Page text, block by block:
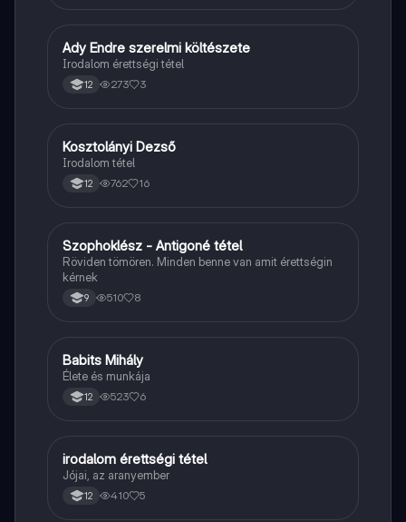
Magyar
Ady Endre szerelmi költészete
Irodalom érettségi tétel
12 273 3
Magyar
Kosztolányi Dezső
Irodalom tétel
12 762 16
Magyar
Szophoklész - Antigoné tétel
Röviden tömören. Minden benne van amit érettségin
kérnek
9 510 8
Magyar
Babits Mihály
Élete és munkája
12 523 6
Magyar
irodalom érettségi tétel
Jójai, az aranyember
12 410 5